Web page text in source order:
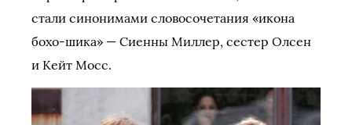
стали синонимами словосочетания «икона
бохо-шика» — Сиенны Миллер, сестер Олсен
и Кейт Мосс.